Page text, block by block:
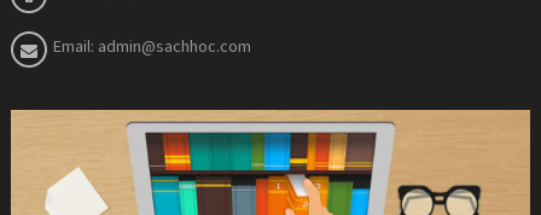
Email: admin@sachhoc.com